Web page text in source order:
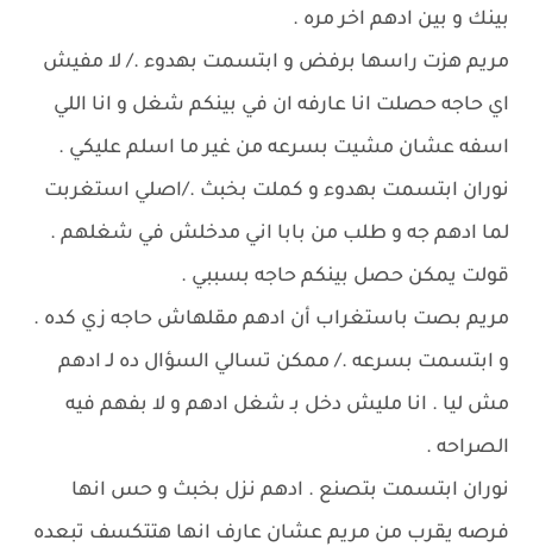
بينك و بين ادهم اخر مره .
مريم هزت راسها برفض و ابتسمت بهدوء ./ لا مفيش
اي حاجه حصلت انا عارفه ان في بينكم شغل و انا اللي
اسفه عشان مشيت بسرعه من غير ما اسلم عليكي .
نوران ابتسمت بهدوء و كملت بخبث ./اصلي استغربت
لما ادهم جه و طلب من بابا اني مدخلش في شغلهم .
قولت يمكن حصل بينكم حاجه بسببي .
مريم بصت باستغراب أن ادهم مقلهاش حاجه زي كده .
و ابتسمت بسرعه ./ ممكن تسالي السؤال ده لـ ادهم
مش ليا . انا مليش دخل بـ شغل ادهم و لا بفهم فيه
الصراحه .
نوران ابتسمت بتصنع . ادهم نزل بخبث و حس انها
فرصه يقرب من مريم عشان عارف انها هتتكسف تبعده